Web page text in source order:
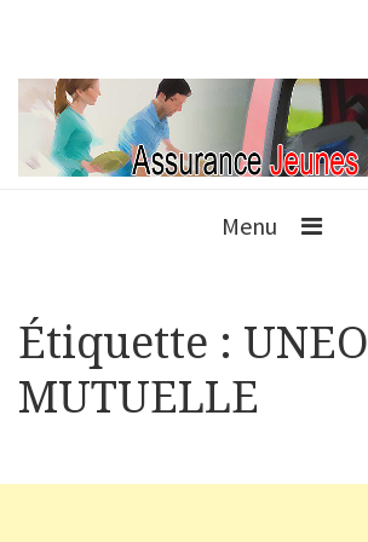
Menu
Étiquette : UNEO
MUTUELLE